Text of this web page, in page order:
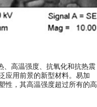
、高温强度、抗氧化和抗热震
应用前景的新型材料。易加
性，其高温强度超过所有的高